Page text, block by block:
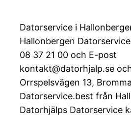
Datorservice i
Hallonbergen
08 37 21 00 och E-post
kontakt@datorhjalp.se
Orrspelsvägen 13,
Datorservice.best från
Datorhjälps Datorservice